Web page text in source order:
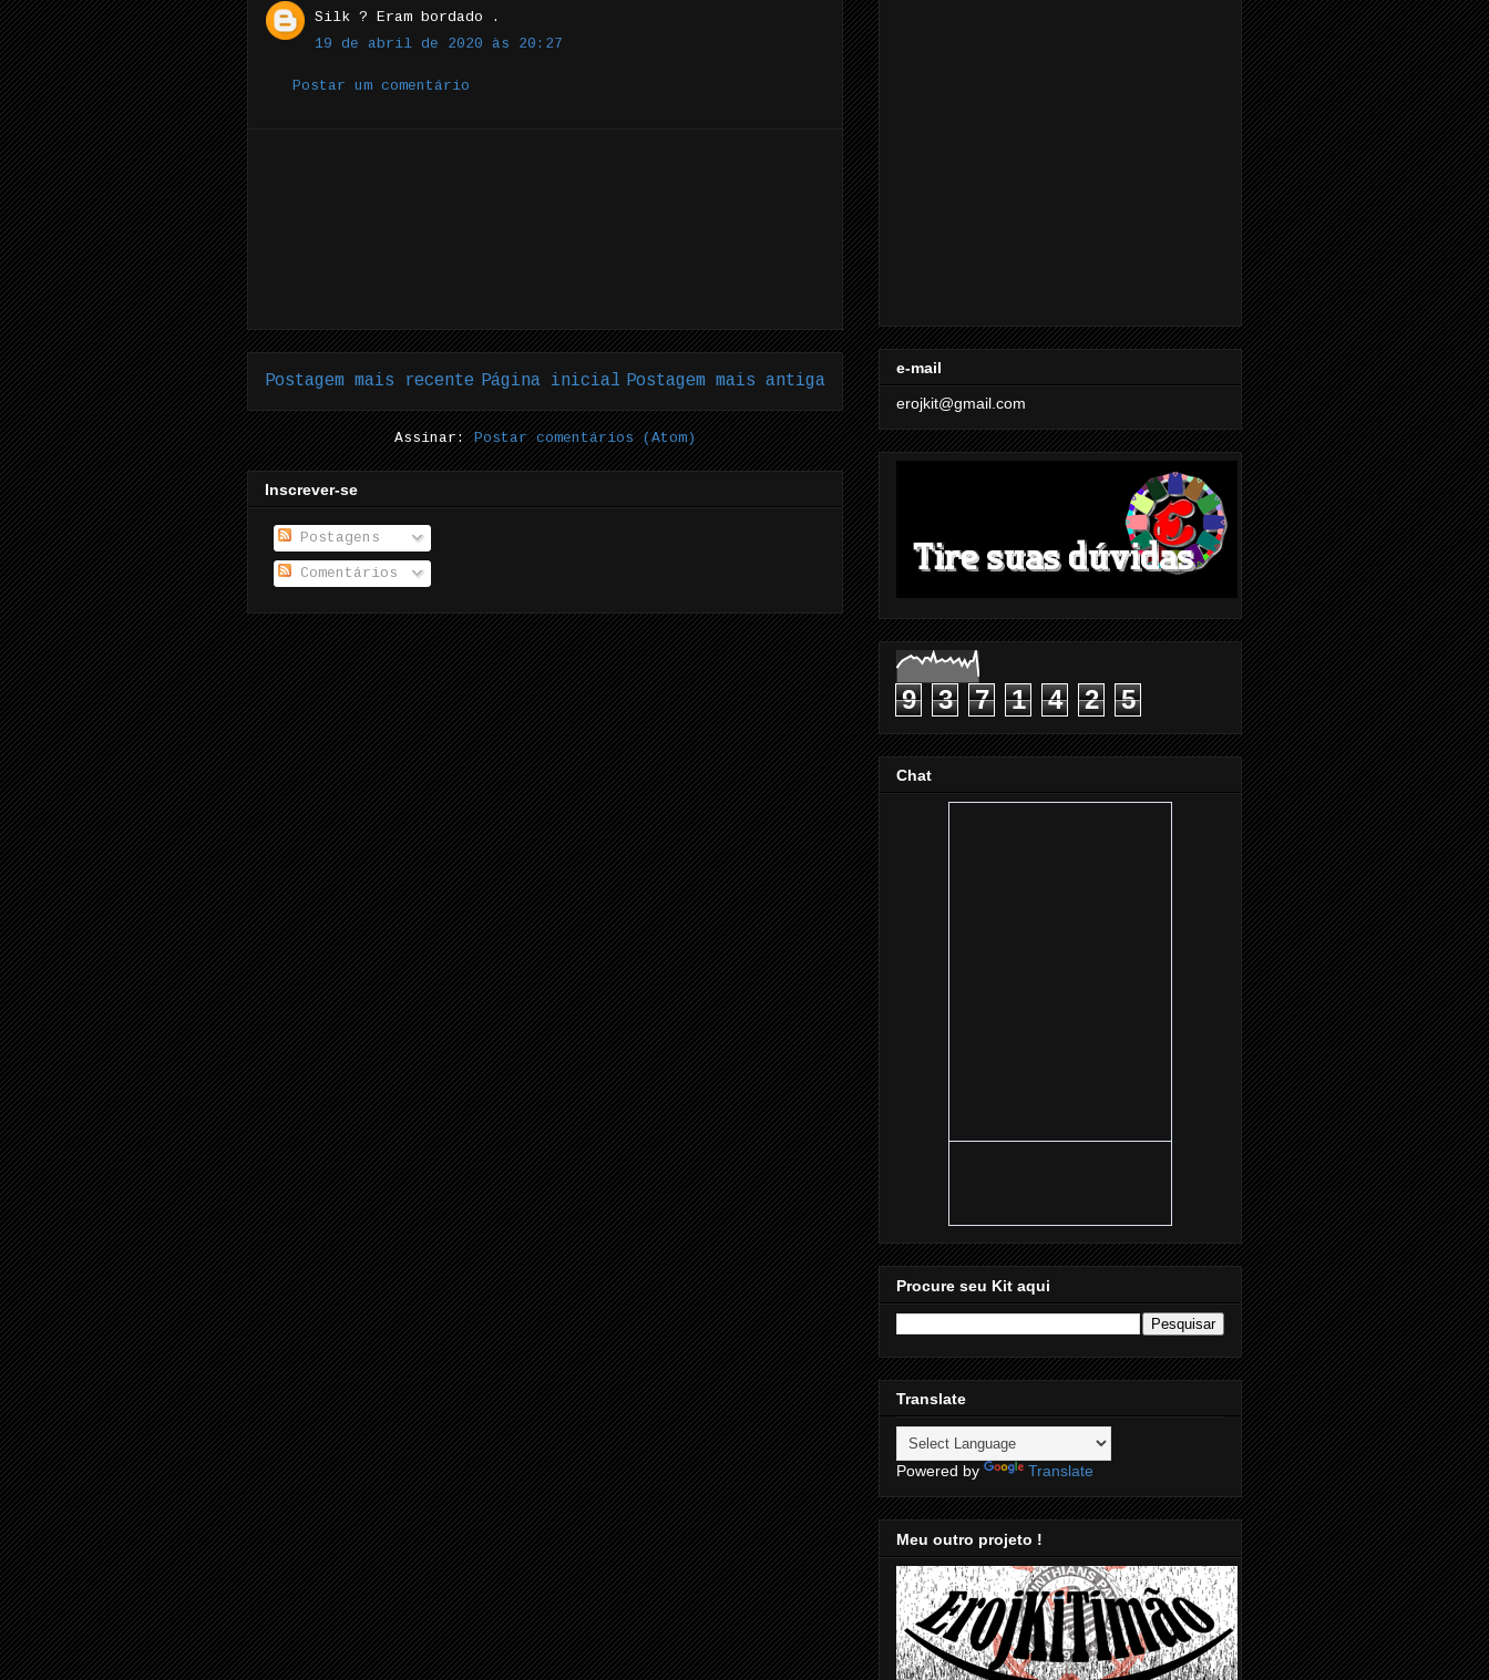
Silk ? Eram bordado .
19 de abril de 2020 às 20:27
Postar um comentário
Postagem mais recente Postagem mais antiga
Página inicial
Assinar:Postar comentários (Atom)
Inscrever-se
Postagens
Comentários
e-mail
erojkit@gmail.com
9 3 7 1 4 2 5
Chat
Procure seu Kit aqui
Translate
Powered by Translate
Meu outro projeto !